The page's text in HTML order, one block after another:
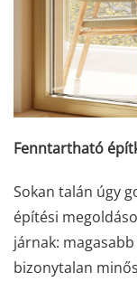
Fenntartható
Sokan talán úgy
építési
járnak:
bizonytalan